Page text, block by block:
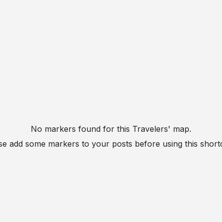
No markers found for this Travelers' map.
add some markers to your posts before using this